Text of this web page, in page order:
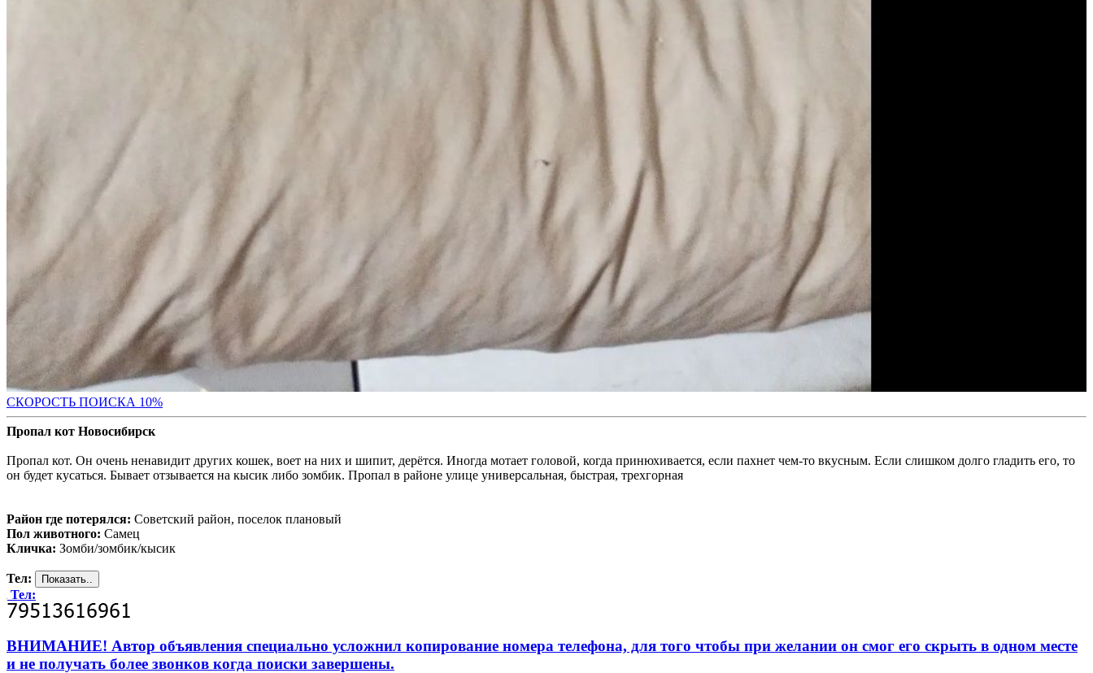
СКОРОСТЬ ПОИСКА 10%
Пропал кот Новосибирск
Пропал кот. Он очень ненавидит других кошек, воет на них и шипит, дерётся. Иногда мотает головой, когда принюхивается, если пахнет чем-то вкусным. Если слишком долго гладить его, то
он будет кусаться. Бывает отзывается на кысик либо зомбик. Пропал в районе улице универсальная, быстрая, трехгорная
Район где потерялся: Советский район, поселок плановый
Пол животного: Самец
Кличка: Зомби/зомбик/кысик
Тел:
Тел:
ВНИМАНИЕ! Автор объявления специально усложнил копирование номера телефона, для того чтобы при желании он смог его скрыть в одном месте
и не получать более звонков когда поиски завершены.